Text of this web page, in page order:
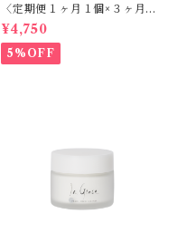
〈定期便１ヶ月１個×３ヶ月〉
モイストプロテクトジェル活
性〈我慢できない肌のかゆみ
はバリア機能低下による乾燥
が原因〉
¥4,750
5%OFF